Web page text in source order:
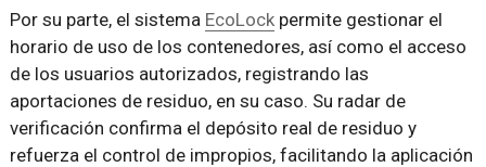
Por su parte, el sistema EcoLockpermite gestionar el
horario de uso de los contenedores, así como el acceso
de los usuarios autorizados, registrando las
aportaciones de residuo, en su caso. Su radar de
verificación confirma el depósito real de residuo y
refuerza el control de impropios, facilitando la aplicación